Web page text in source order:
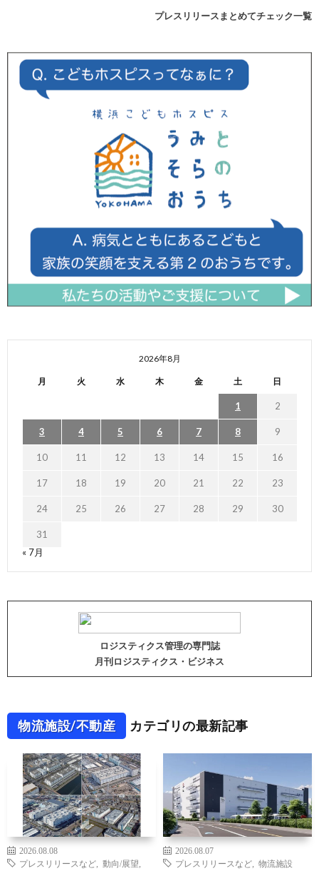
プレスリリースまとめてチェック一覧
2026年8月
月 火 水 木 金 土 日
1 2
3 4 5 6 7 8 9
10 11 12 13 14 15 16
17 18 19 20 21 22 23
24 25 26 27 28 29 30
31
« 7月
ロジスティクス管理の専門誌
月刊ロジスティクス・ビジネス
物流施設/不動産 カテゴリの最新記事
2026.08.08
プレスリリースなど
動向/展望
2026.08.07
プレスリリースなど
物流施設